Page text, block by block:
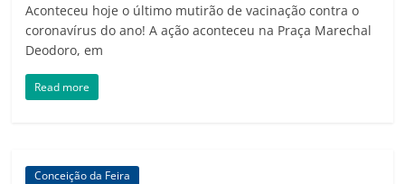
Aconteceu hoje o último mutirão de vacinação contra o
coronavírus do ano! A ação aconteceu na Praça Marechal
Deodoro, em
Read more
Conceição da Feira